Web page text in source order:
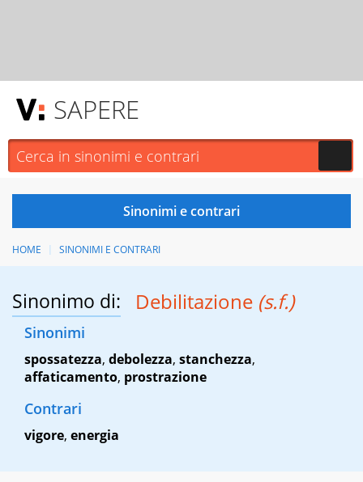
SAPERE
HOME SINONIMI E CONTRARI
Sinonimo di: Debilitazione (s.f.)
Sinonimi
spossatezza, debolezza, stanchezza,
affaticamento, prostrazione
Contrari
vigore, energia